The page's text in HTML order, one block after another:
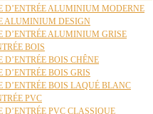
D’ENTRÉE ALUMINIUM MODERNE
ALUMINIUM DESIGN
D’ENTRÉE ALUMINIUM GRISE
BOIS
D’ENTRÉE BOIS CHÊNE
D’ENTRÉE BOIS GRIS
D’ENTRÉE BOIS LAQUÉ BLANC
PVC
D’ENTRÉE PVC CLASSIQUE